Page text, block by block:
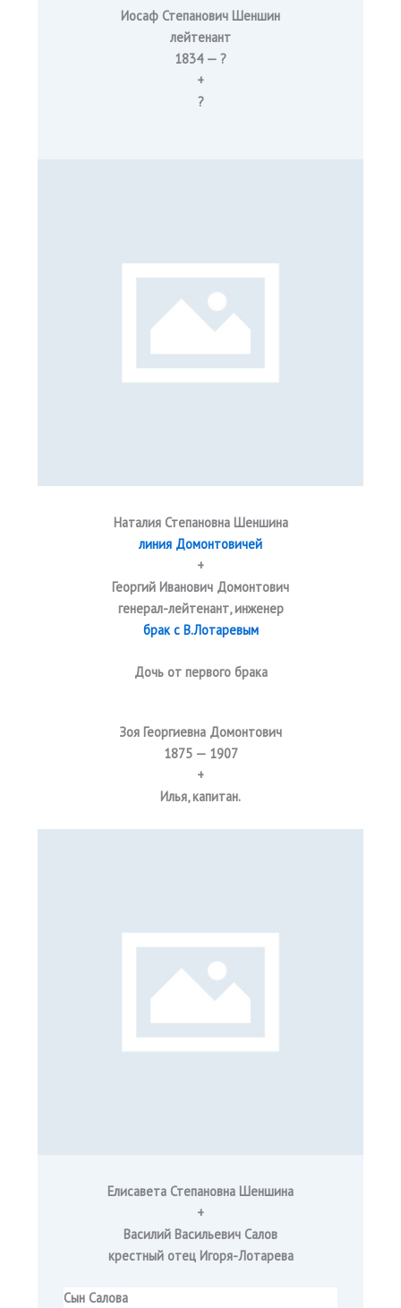
Иосаф Степанович Шеншин
лейтенант
1834 — ?
+
?
Наталия Степановна Шеншина
линия Домонтовичей
+
Георгий Иванович Домонтович
генерал-лейтенант, инженер
брак с В.Лотаревым
Дочь от первого брака
Зоя Георгиевна Домонтович
1875 — 1907
+
Илья, капитан.
Елисавета Степановна Шеншина
+
Василий Васильевич Салов
крестный отец Игоря-Лотарева
Сын Салова